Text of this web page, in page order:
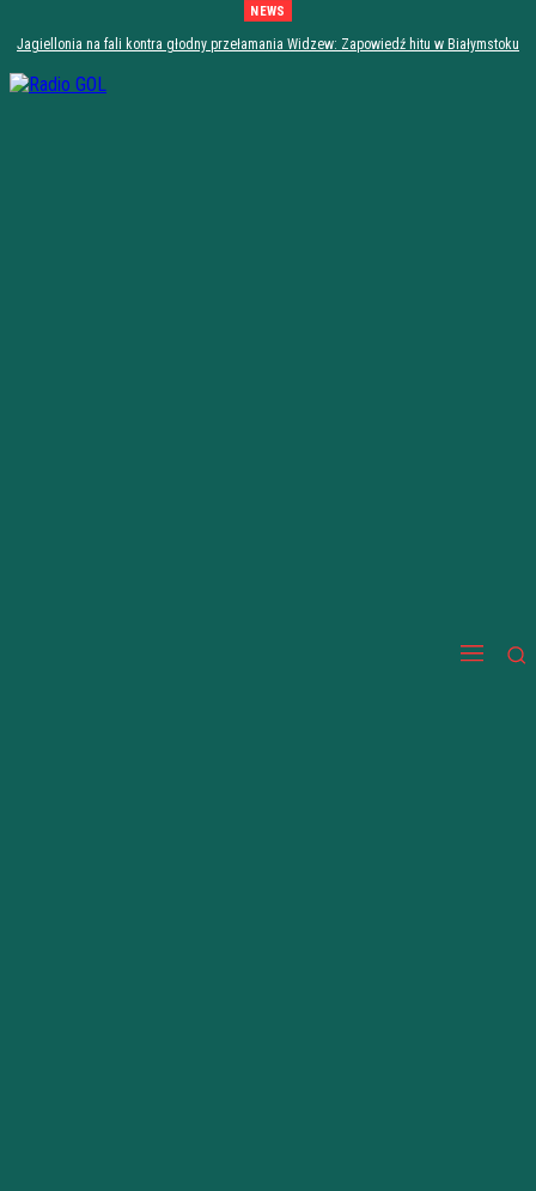
NEWS
Jagiellonia na fali kontra głodny przełamania Widzew: Zapowiedź hitu w Białymstoku